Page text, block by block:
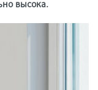
высока.